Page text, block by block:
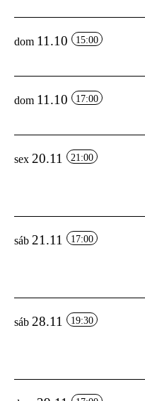
dom 11.10 15:00
dom 11.10 17:00
sex 20.11 21:00
sáb 21.11 17:00
sáb 28.11 19:30